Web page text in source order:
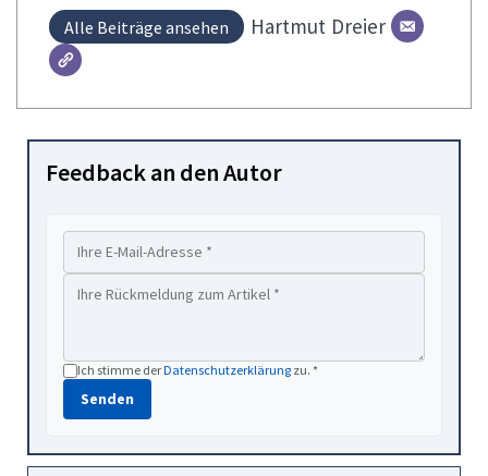
Alle Beiträge ansehen Hartmut Dreier
Feedback an den Autor
Ich stimme derDatenschutzerklärung zu. *
Senden